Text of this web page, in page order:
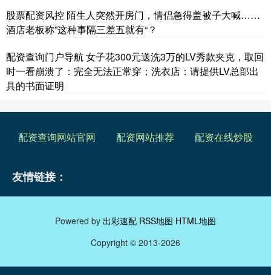
股票配资风控 陌生人突然开房门，情侣急得盖被子大喊……
酒店老板称”这种事隔三差五就有“？
配资查询门户导航 女子花300元送洗3万的LV秀款夹克，取回
时一看崩溃了：完全无法正常穿；洗衣店：请提供LV总部出
具的书面证明
配资查询网站官网 配资网站推荐 配资在线炒股
友情链接：
Powered by 出彩速配 RSS地图 HTML地图
Copyright © 2013-2026